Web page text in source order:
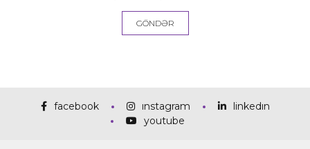
facebook instagram
linkedin
youtube